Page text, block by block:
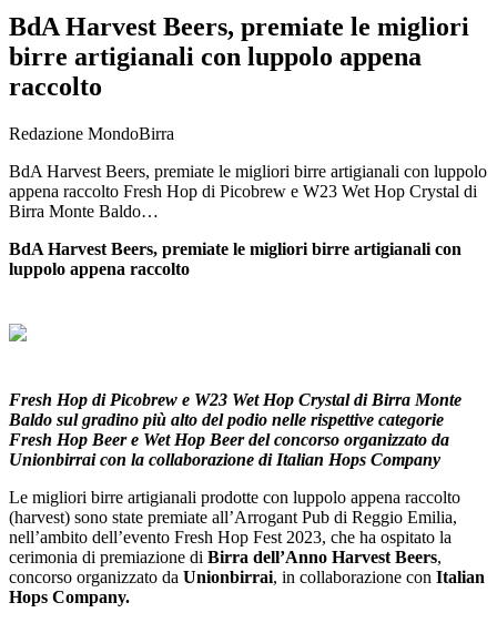
BdA Harvest Beers, premiate le migliori
birre artigianali con luppolo appena
raccolto
Redazione MondoBirra
BdA Harvest Beers, premiate le migliori birre artigianali con luppolo
appena raccolto Fresh Hop di Picobrew e W23 Wet Hop Crystal di
Birra Monte Baldo…
BdA Harvest Beers, premiate le migliori birre artigianali con
luppolo appena raccolto
Fresh Hop di Picobrew e W23 Wet Hop Crystal di Birra Monte
Baldo sul gradino più alto del podio nelle rispettive categorie
Fresh Hop Beer e Wet Hop Beerdel concorso organizzato da
Unionbirrai con la collaborazione di Italian Hops Company
Le migliori birre artigianali prodotte con luppolo appena raccolto
(harvest) sono state premiate all’Arrogant Pub di Reggio Emilia,
nell’ambito dell’evento Fresh Hop Fest 2023, che ha ospitato la
cerimonia di premiazione di Birra dell’Anno Harvest Beers,
concorso organizzato da Unionbirrai, in collaborazione con Italian
Hops Company.